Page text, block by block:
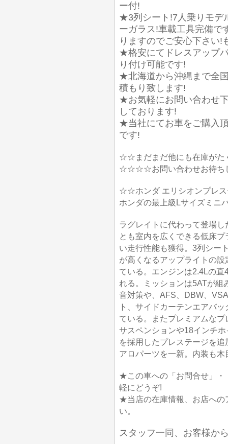
ー付!
★3列シート!7人乗りモデ
ーガラス!車載工具完備
りますのでご安心下さい!
★格安にてドレスアップ
り付け可能です!
★北海道から沖縄まで全
積もり致します!
★お気軽にお問い合わせ
しております!
★当社にてお車をご購入
です!
☆☆まだまだ他にも在庫が
☆☆☆☆お問い合わせお待
☆☆ホンダ エリシオンプレ
ホンダの最上級Lサイズミニ
ラグレイトに代わって登場
とも室内を広くできる低床
い走行性能も獲得。3列シー
が高くなるアップライトの
ている。エンジンは2.4Lの
れる。ミッションは5ATが組
音対策や、AFS、DBW、
ト、サイドカーテンエアバ
ている。またプレミアムな
サスペンションや18インチ
を採用したプレステージを
アロパーツを一新。内装も
★この車への「お問合せ」・
軽にどうぞ!
★当店の在庫情報、お店への
い。
スタッフ一同、お客様か